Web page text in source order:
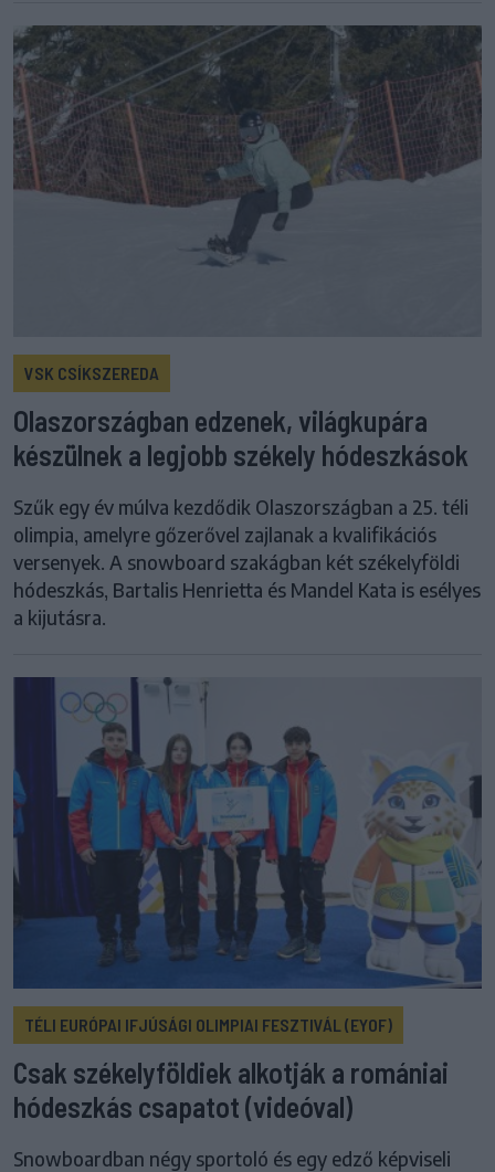
VSK CSÍKSZEREDA
Olaszországban edzenek, világkupára
készülnek a legjobb székely hódeszkások
Szűk egy év múlva kezdődik Olaszországban a 25. téli
olimpia, amelyre gőzerővel zajlanak a kvalifikációs
versenyek. A snowboard szakágban két székelyföldi
hódeszkás, Bartalis Henrietta és Mandel Kata is esélyes
a kijutásra.
TÉLI EURÓPAI IFJÚSÁGI OLIMPIAI FESZTIVÁL (EYOF)
Csak székelyföldiek alkotják a romániai
hódeszkás csapatot (videóval)
Snowboardban négy sportoló és egy edző képviseli